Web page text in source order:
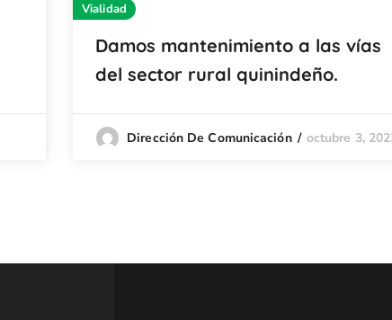
Vialidad
Damos mantenimiento a las vías
del sector rural quinindeño.
Dirección De Comunicación octubre 3,